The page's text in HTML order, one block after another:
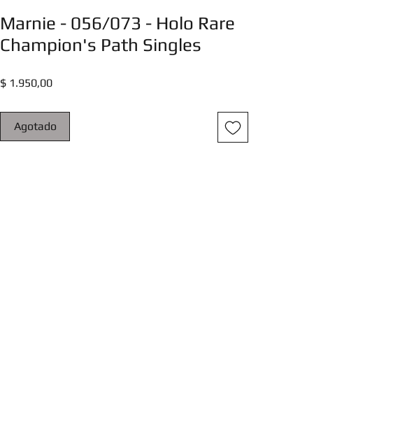
Marnie - 056/073 - Holo Rare
Champion's Path Singles
$ 1.950,00Precio
Agotado